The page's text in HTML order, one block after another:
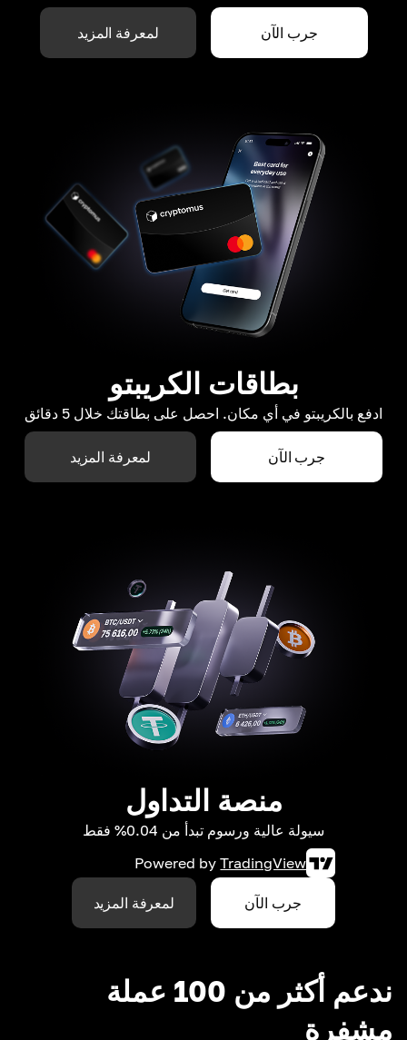
جرب الآن لمعرفة المزيد
بطاقات الكريبتو
ادفع بالكريبتو في أي مكان. احصل على بطاقتك خلال 5 دقائق
جرب الآن لمعرفة المزيد
منصة التداول
سيولة عالية ورسوم تبدأ من 0.04% فقط
Powered by TradingView
جرب الآن لمعرفة المزيد
ندعم أكثر من 100 عملة
مشفرة